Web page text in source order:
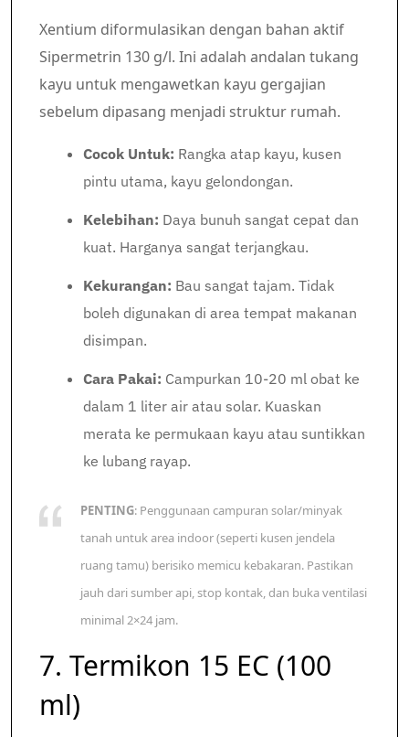
Xentium diformulasikan dengan bahan aktif
Sipermetrin 130 g/l. Ini adalah andalan tukang
kayu untuk mengawetkan kayu gergajian
sebelum dipasang menjadi struktur rumah.
Cocok Untuk: Rangka atap kayu, kusen
pintu utama, kayu gelondongan.
Kelebihan: Daya bunuh sangat cepat dan
kuat. Harganya sangat terjangkau.
Kekurangan: Bau sangat tajam. Tidak
boleh digunakan di area tempat makanan
disimpan.
Cara Pakai: Campurkan 10-20 ml obat ke
dalam 1 liter air atau solar. Kuaskan
merata ke permukaan kayu atau suntikkan
ke lubang rayap.
PENTING: Penggunaan campuran solar/minyak
tanah untuk area indoor (seperti kusen jendela
ruang tamu) berisiko memicu kebakaran. Pastikan
jauh dari sumber api, stop kontak, dan buka ventilasi
minimal 2×24 jam.
7. Termikon 15 EC (100
ml)